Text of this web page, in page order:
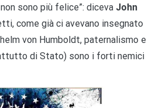
sono più felice”: diceva John
come già ci avevano insegnato
von Humboldt, paternalismo e
di Stato) sono i forti nemici